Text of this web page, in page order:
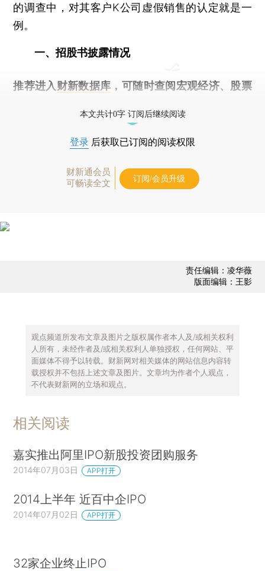
的调查中，对其客户K公司虚假销售的认定就是一
例。
一、招股书披露情况
推荐进入 财新数据库 ，可随时查阅宏观经济、股票
本文共计0字 订阅后继续阅读
登录 后获取已订阅的阅读权限
财新通会员
可畅读全文
订阅/会员升级
责任编辑：凌华薇
版面编辑：王影
观点频道所发布文章及图片之版权属作者本人及/或相关权利
人所有，未经作者及/或相关权利人单独授权，任何网站、平
面媒体不得予以转载。财新网对相关媒体的网站信息内容转
载授权并不包括上述文章及图片。文章均为作者个人观点，
不代表财新网的立场和观点。
相关阅读
嘉实推出阿里IPO新股投资团购服务
2014年07月03日 APP打开
2014上半年 近百中企IPO
2014年07月02日 APP打开
32家企业终止IPO